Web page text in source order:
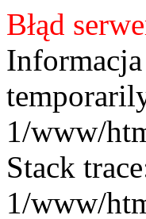
Błąd
1/www/
Stack
1/www/